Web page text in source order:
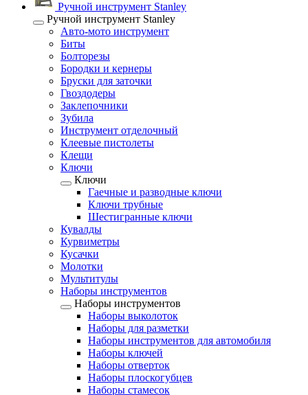
Ручной инструмент Stanley
Ручной инструмент Stanley
Авто-мото инструмент
Биты
Болторезы
Бородки и кернеры
Бруски для заточки
Гвоздодеры
Заклепочники
Зубила
Инструмент отделочный
Клеевые пистолеты
Клещи
Ключи
Ключи
Гаечные и разводные ключи
Ключи трубные
Шестигранные ключи
Кувалды
Курвиметры
Кусачки
Молотки
Мультитулы
Наборы инструментов
Наборы инструментов
Наборы выколоток
Наборы для разметки
Наборы инструментов для автомобиля
Наборы ключей
Наборы отверток
Наборы плоскогубцев
Наборы стамесок